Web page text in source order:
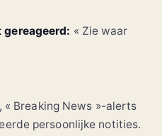
« Zie waar
Breaking News »-alerts
persoonlijke notities.